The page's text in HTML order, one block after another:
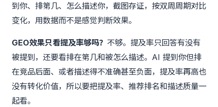
到你、排第几、怎么描述你，截图存证，按双周周期对比
变化，用数据而不是感觉判断效果。
GEO效果只看提及率够吗？ 不够。提及率只回答有没有
被提到，还要看排在第几和被怎么描述。AI 提到你但排
在竞品后面、或者描述得不准确甚至负面，提及率再高也
没有转化价值，所以要把提及率、推荐排名和描述质量一
起看。